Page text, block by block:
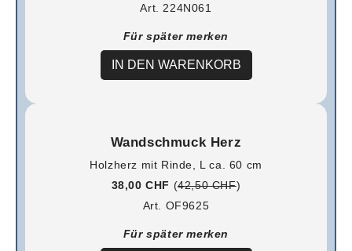
Art. 224N061
Für später merken
IN DEN WARENKORB
Wandschmuck Herz
Holzherz mit Rinde, L ca. 60 cm
38,00 CHF (42,50 CHF)
Art. OF9625
Für später merken